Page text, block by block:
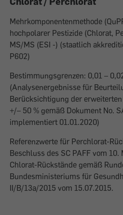
Mehrkomponentenmethode
hochpolarer Pestizide (Chlorat,
MS/MS (ESI -) (staatlich
P602)
Bestimmungsgrenzen: 0,01 –
(Analysenergebnisse für
Berücksichtigung der
+/– 50 % gemäß Dokument No.
implementiert 01.01.2020)
Referenzwerte für Perchlorat-
Beschluss des SC PAFF vom
Chlorat-Rückstände gemäß
Bundesministeriums für
II/B/13a/2015 vom 15.07.2015.